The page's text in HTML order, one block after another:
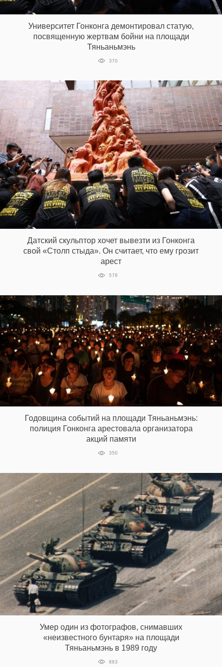
Университет Гонконга демонтировал статую,
посвященную жертвам бойни на площади
Тяньаньмэнь
370
Датский скульптор хочет вывезти из Гонконга
свой «Столп стыда». Он считает, что ему грозит
арест
576
Годовщина событий на площади Тяньаньмэнь:
полиция Гонконга арестовала организатора
акций памяти
350
Умер один из фотографов, снимавших
«неизвестного бунтаря» на площади
Тяньаньмэнь в 1989 году
883